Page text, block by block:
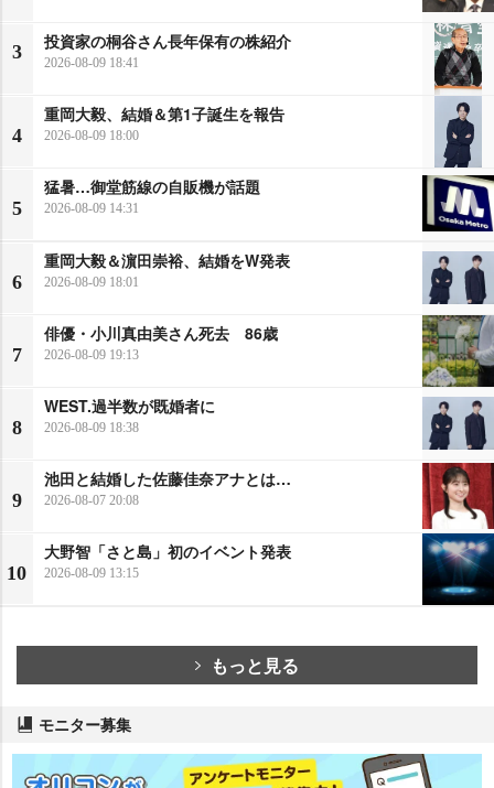
3
投資家の桐谷さん長年保有の株紹介
2026-08-09 18:41
4
重岡大毅、結婚＆第1子誕生を報告
2026-08-09 18:00
5
猛暑…御堂筋線の自販機が話題
2026-08-09 14:31
6
重岡大毅＆濵田崇裕、結婚をW発表
2026-08-09 18:01
7
俳優・小川真由美さん死去 86歳
2026-08-09 19:13
8
WEST.過半数が既婚者に
2026-08-09 18:38
9
池田と結婚した佐藤佳奈アナとは…
2026-08-07 20:08
10
大野智「さと島」初のイベント発表
2026-08-09 13:15
もっと見る
モニター募集